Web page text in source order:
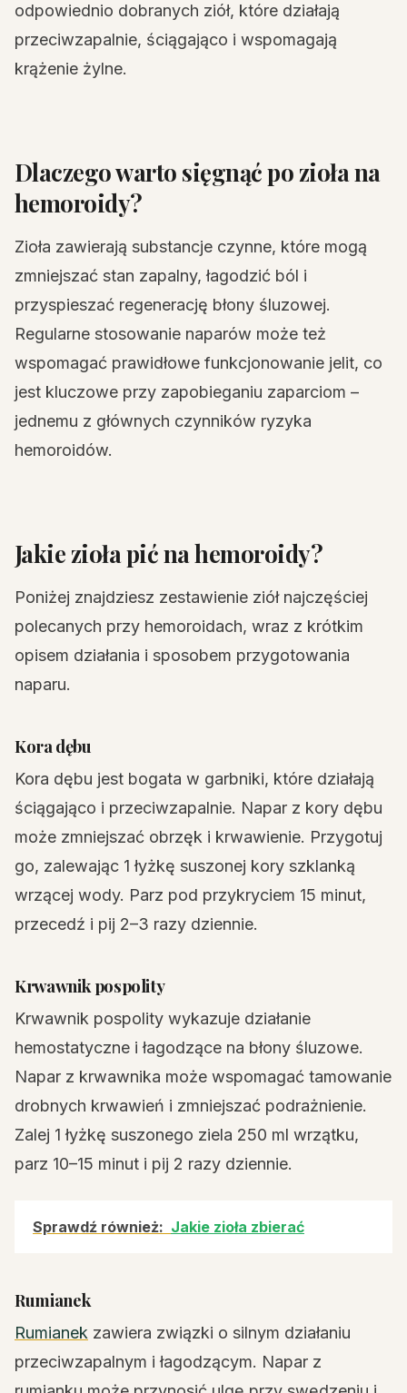
odpowiednio dobranych ziół, które działają
przeciwzapalnie, ściągająco i wspomagają
krążenie żylne.
Dlaczego warto sięgnąć po zioła na
hemoroidy?
Zioła zawierają substancje czynne, które mogą
zmniejszać stan zapalny, łagodzić ból i
przyspieszać regenerację błony śluzowej.
Regularne stosowanie naparów może też
wspomagać prawidłowe funkcjonowanie jelit, co
jest kluczowe przy zapobieganiu zaparciom –
jednemu z głównych czynników ryzyka
hemoroidów.
Jakie zioła pić na hemoroidy?
Poniżej znajdziesz zestawienie ziół najczęściej
polecanych przy hemoroidach, wraz z krótkim
opisem działania i sposobem przygotowania
naparu.
Kora dębu
Kora dębu jest bogata w garbniki, które działają
ściągająco i przeciwzapalnie. Napar z kory dębu
może zmniejszać obrzęk i krwawienie. Przygotuj
go, zalewając 1 łyżkę suszonej kory szklanką
wrzącej wody. Parz pod przykryciem 15 minut,
przecedź i pij 2–3 razy dziennie.
Krwawnik pospolity
Krwawnik pospolity wykazuje działanie
hemostatyczne i łagodzące na błony śluzowe.
Napar z krwawnika może wspomagać tamowanie
drobnych krwawień i zmniejszać podrażnienie.
Zalej 1 łyżkę suszonego ziela 250 ml wrzątku,
parz 10–15 minut i pij 2 razy dziennie.
Sprawdź również: Jakie zioła zbierać
Rumianek
Rumianek zawiera związki o silnym działaniu
przeciwzapalnym i łagodzącym. Napar z